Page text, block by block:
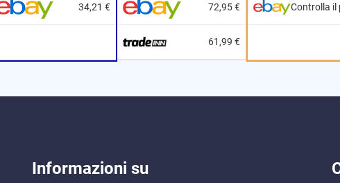
34,21 € 72,95 €
61,99 €
Controlla il
Informazioni su